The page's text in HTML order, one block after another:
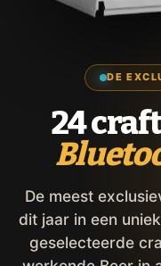
DE
24
De meest
dit jaar in een
geselecteerde